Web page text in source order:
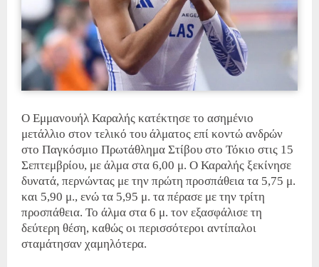
Ο Εμμανουήλ Καραλής κατέκτησε το ασημένιο
μετάλλιο στον τελικό του άλματος επί κοντώ ανδρών
στο Παγκόσμιο Πρωτάθλημα Στίβου στο Τόκιο στις 15
Σεπτεμβρίου, με άλμα στα 6,00 μ. Ο Καραλής ξεκίνησε
δυνατά, περνώντας με την πρώτη προσπάθεια τα 5,75 μ.
και 5,90 μ., ενώ τα 5,95 μ. τα πέρασε με την τρίτη
προσπάθεια. Το άλμα στα 6 μ. τον εξασφάλισε τη
δεύτερη θέση, καθώς οι περισσότεροι αντίπαλοι
σταμάτησαν χαμηλότερα.